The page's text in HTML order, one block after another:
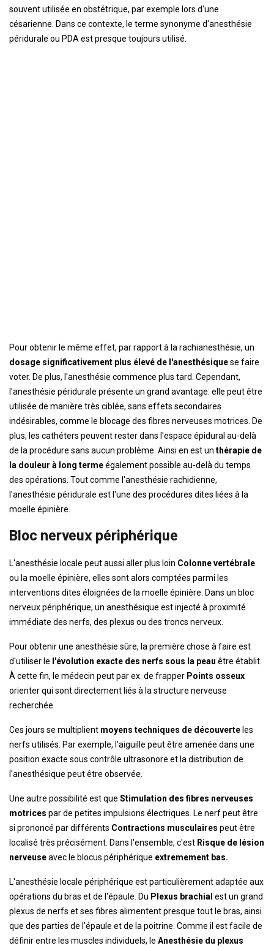
souvent utilisée en obstétrique, par exemple lors d'une
césarienne. Dans ce contexte, le terme synonyme d'anesthésie
péridurale ou PDA est presque toujours utilisé.
Pour obtenir le même effet, par rapport à la rachianesthésie, un
dosage significativement plus élevé de l'anesthésiquese faire
voter. De plus, l'anesthésie commence plus tard. Cependant,
l'anesthésie péridurale présente un grand avantage: elle peut être
utilisée de manière très ciblée, sans effets secondaires
indésirables, comme le blocage des fibres nerveuses motrices. De
plus, les cathéters peuvent rester dans l'espace épidural au-delà
de la procédure sans aucun problème. Ainsi en est un thérapie de
la douleur à long termeégalement possible au-delà du temps
des opérations. Tout comme l'anesthésie rachidienne,
l'anesthésie péridurale est l'une des procédures dites liées à la
moelle épinière.
Bloc nerveux périphérique
L'anesthésie locale peut aussi aller plus loin Colonne vertébrale
ou la moelle épinière, elles sont alors comptées parmi les
interventions dites éloignées de la moelle épinière. Dans un bloc
nerveux périphérique, un anesthésique est injecté à proximité
immédiate des nerfs, des plexus ou des troncs nerveux.
Pour obtenir une anesthésie sûre, la première chose à faire est
d'utiliser le l'évolution exacte des nerfs sous la peau être établit.
À cette fin, le médecin peut par ex. de frapper Points osseux
orienter qui sont directement liés à la structure nerveuse
recherchée.
Ces jours se multiplient moyens techniques de découverte les
nerfs utilisés. Par exemple, l'aiguille peut être amenée dans une
position exacte sous contrôle ultrasonore et la distribution de
l'anesthésique peut être observée.
Une autre possibilité est que Stimulation des fibres nerveuses
motrices par de petites impulsions électriques. Le nerf peut être
si prononcé par différents Contractions musculaires peut être
localisé très précisément. Dans l'ensemble, c'est Risque de lésion
nerveuseavec le blocus périphérique extremement bas.
L'anesthésie locale périphérique est particulièrement adaptée aux
opérations du bras et de l'épaule. Du Plexus brachial est un grand
plexus de nerfs et ses fibres alimentent presque tout le bras, ainsi
que des parties de l'épaule et de la poitrine. Comme il est facile de
définir entre les muscles individuels, le Anesthésie du plexus